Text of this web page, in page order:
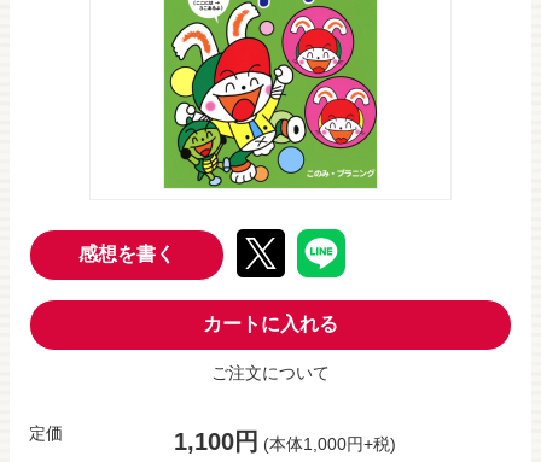
感想を書く
カートに入れる
ご注文について
定価 1,100円 (本体1,000円+税)